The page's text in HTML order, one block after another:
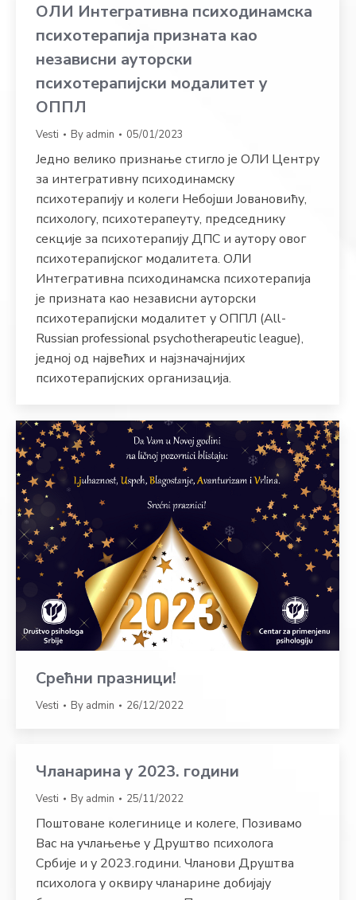
ОЛИ Интегративна психодинамска
психотерапија призната као
независни ауторски
психотерапијски модалитет у
ОППЛ
Vesti By admin 05/01/2023
Једно велико признање стигло је ОЛИ Центру
за интегративну психодинамску
психотерапију и колеги Небојши Јовановићу,
психологу, психотерапеуту, председнику
секције за психотерапију ДПС и аутору овог
психотерапијског модалитета. ОЛИ
Интегративна психодинамска психотерапија
је призната као независни ауторски
психотерапијски модалитет у ОППЛ (All-
Russian professional psychotherapeutic league),
једној од највећих и најзначајнијих
психотерапијских организација.
Срећни празници!
Vesti By admin 26/12/2022
Чланарина у 2023. години
Vesti By admin 25/11/2022
Поштоване колегинице и колеге, Позивамо
Вас на учлањење у Друштво психолога
Србије и у 2023.години. Чланови Друштва
психолога у оквиру чланарине добијају